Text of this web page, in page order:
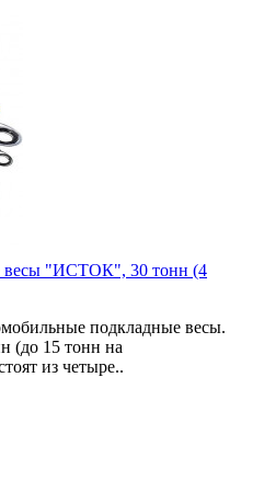
весы "ИСТОК", 30 тонн (4
подкладные весы.
(до 15 тонн на
из четыре..